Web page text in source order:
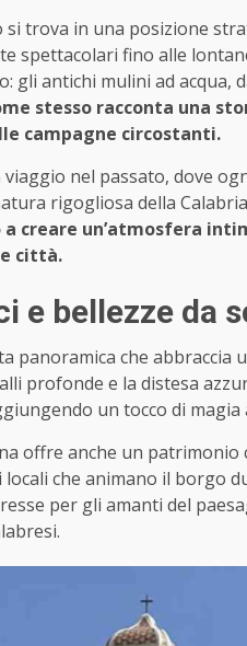
trova in una posizione
spettacolari fino alle
antichi mulini ad acqua,
stesso racconta una
campagne circostanti.
nel passato, dove
rigogliosa della
creare un’atmosfera
città.
e bellezze da
panoramica che abbraccia
profonde e la distesa
un tocco di
offre anche un
che animano il borgo
per gli amanti del